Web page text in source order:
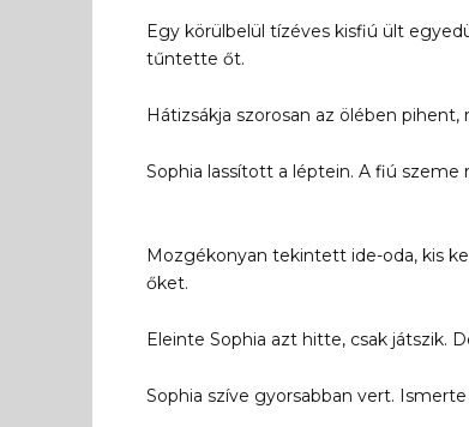
Egy körülbelül tízéves kisfiú ült
tűntette őt.
Hátizsákja szorosan az ölében
Sophia lassított a léptein. A fiú
Mozgékonyan tekintett ide-oda, kis
őket.
Eleinte Sophia azt hitte, csak játszik.
Sophia szíve gyorsabban vert.